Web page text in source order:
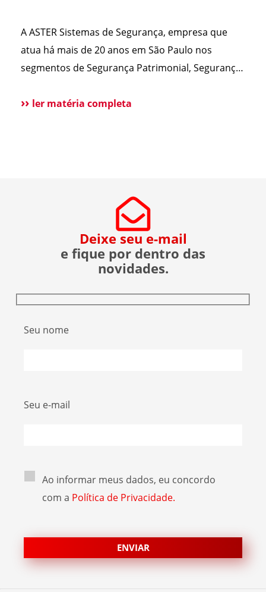
cortes do nosso
portão. Esse […]
A ASTER Sistemas de Segurança, empresa que
atua há mais de 20 anos em São Paulo nos
segmentos de Segurança Patrimonial, Segurança
esclarecer que não possui qualquer relação
ler matéria completa
Deixe seu e-mail
e fique por dentro das
novidades.
Seu nome
Seu e-mail
Ao informar meus dados, eu concordo
com a Política de Privacidade.